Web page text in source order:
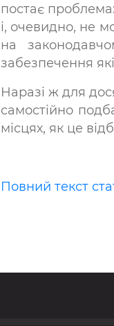
постає
і, очевидно, не
на
забезпечення
Наразі ж для
самостійно
місцях, як це
Повний текст